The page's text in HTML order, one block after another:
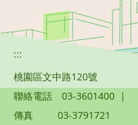
:::
桃園區文中路120號
聯絡電話
03-3601400 |
傳真
03-3791721